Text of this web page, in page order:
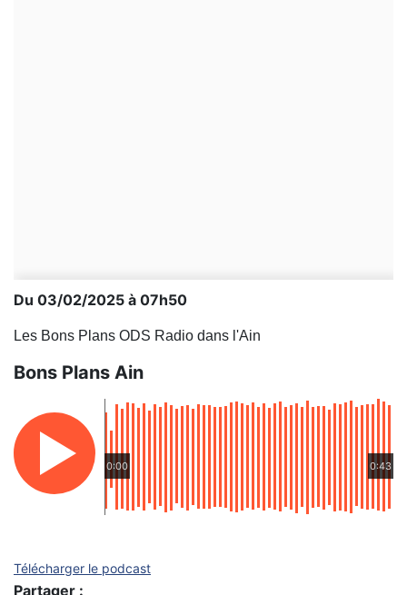
Du 03/02/2025 à 07h50
Les Bons Plans ODS Radio dans l'Ain
Bons Plans Ain
0:00 0:43
Télécharger le podcast
Partager :